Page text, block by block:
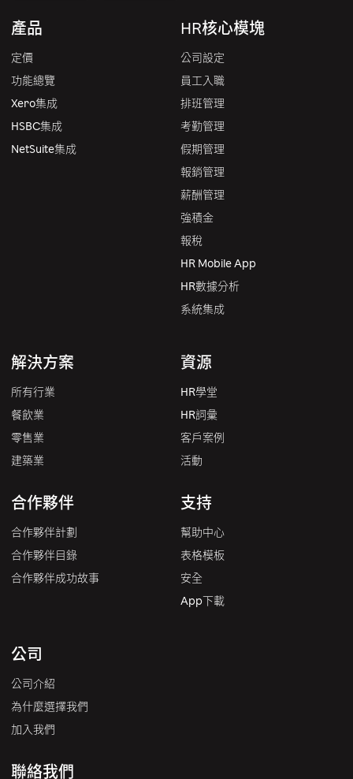
產品
定價
功能總覽
Xero集成
HSBC集成
NetSuite集成
HR核心模塊
公司設定
員工入職
排班管理
考勤管理
假期管理
報銷管理
薪酬管理
強積金
報稅
HR Mobile App
HR數據分析
系統集成
解決方案
所有行業
餐飲業
零售業
建築業
合作夥伴
合作夥伴計劃
合作夥伴目錄
合作夥伴成功故事
資源
HR學堂
HR詞彙
客戶案例
活動
支持
幫助中心
表格模板
安全
App下載
公司
公司介紹
為什麼選擇我們
加入我們
聯絡我們